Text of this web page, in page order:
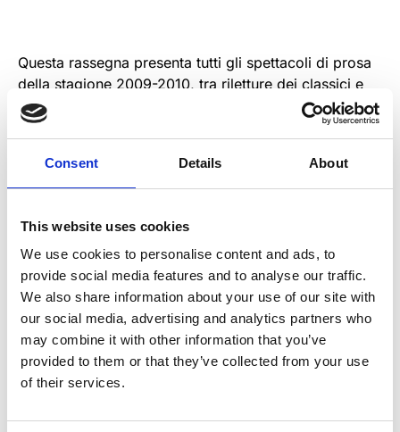
Consent Details About
This website uses cookies
We use cookies to personalise content and ads, to
provide social media features and to analyse our traffic.
We also share information about your use of our site with
our social media, advertising and analytics partners who
may combine it with other information that you’ve
provided to them or that they’ve collected from your use
of their services.
Questa rassegna presenta tutti gli spettacoli di prosa
della stagione 2009-2010, tra riletture dei classici e
nuove scritture sceniche. Un percorso teatrale che
intreccia tradizione e contemporaneità, con storie
confronto, all’immaginazione e alla bellezza della
parola recitata.